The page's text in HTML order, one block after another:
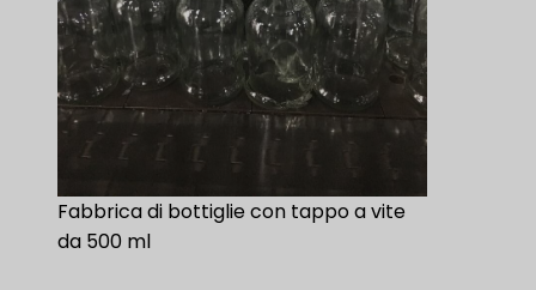
Fabbrica di bottiglie con tappo a vite
da 500 ml